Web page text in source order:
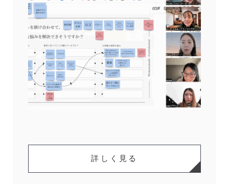
詳しく見る